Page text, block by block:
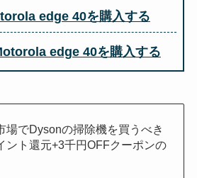
edge 40を購入する
edge 40を購入する
場でDysonの掃除機を買うべき
ント還元+3千円OFFクーポンの